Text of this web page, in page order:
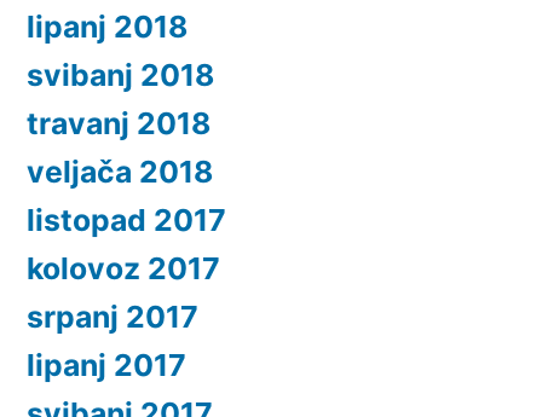
lipanj 2018
svibanj 2018
travanj 2018
veljača 2018
listopad 2017
kolovoz 2017
srpanj 2017
lipanj 2017